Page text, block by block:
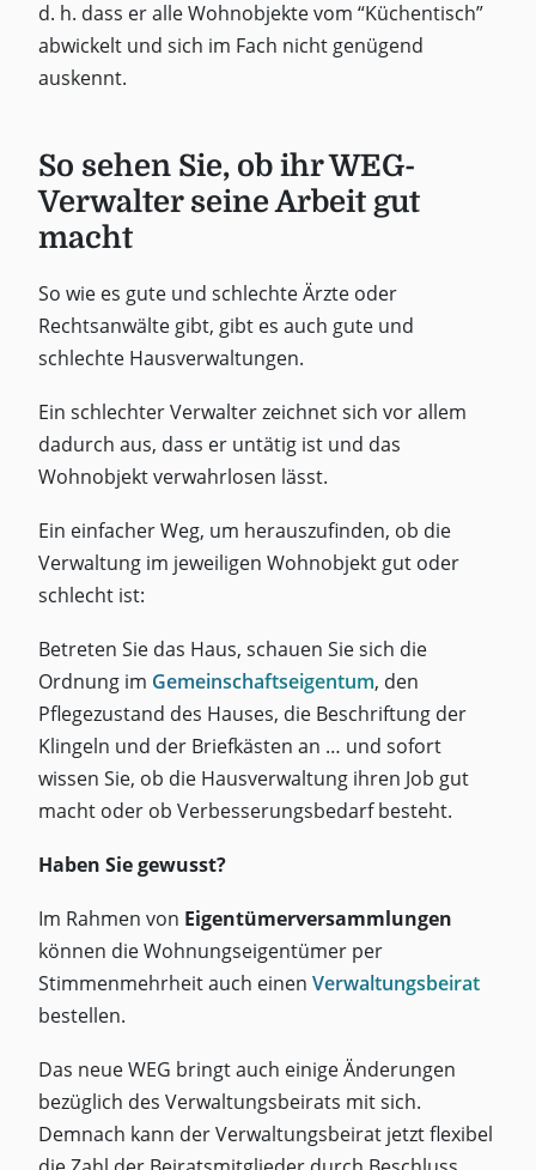
d. h. dass er alle Wohnobjekte vom “Küchentisch”
abwickelt und sich im Fach nicht genügend
auskennt.
So sehen Sie, ob ihr WEG-
Verwalter seine Arbeit gut
macht
So wie es gute und schlechte Ärzte oder
Rechtsanwälte gibt, gibt es auch gute und
schlechte Hausverwaltungen.
Ein schlechter Verwalter zeichnet sich vor allem
dadurch aus, dass er untätig ist und das
Wohnobjekt verwahrlosen lässt.
Ein einfacher Weg, um herauszufinden, ob die
Verwaltung im jeweiligen Wohnobjekt gut oder
schlecht ist:
Betreten Sie das Haus, schauen Sie sich die
Ordnung im Gemeinschaftseigentum, den
Pflegezustand des Hauses, die Beschriftung der
Klingeln und der Briefkästen an … und sofort
wissen Sie, ob die Hausverwaltung ihren Job gut
macht oder ob Verbesserungsbedarf besteht.
Haben Sie gewusst?
Im Rahmen von Eigentümerversammlungen
können die Wohnungseigentümer per
Stimmenmehrheit auch einen Verwaltungsbeirat
bestellen.
Das neue WEG bringt auch einige Änderungen
bezüglich des Verwaltungsbeirats mit sich.
Demnach kann der Verwaltungsbeirat jetzt flexibel